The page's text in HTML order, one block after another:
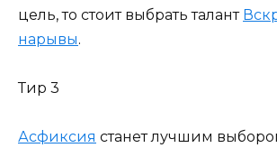
цель, то стоит выбрать талант
нарывы.
Тир 3
Асфиксия станет лучшим